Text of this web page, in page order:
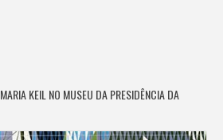
MARIA KEIL NO MUSEU DA PRESIDÊNCIA DA